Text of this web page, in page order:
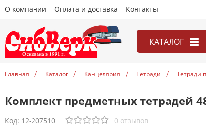
О компании Оплата и доставка Контакты
КАТАЛОГ
Книги
Открытки
Главная Каталог Канцелярия Тетради Тетради
Комплект предметных тетрадей
Код: 12-207510 0 отзывов